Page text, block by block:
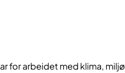
for arbeidet med klima, miljø